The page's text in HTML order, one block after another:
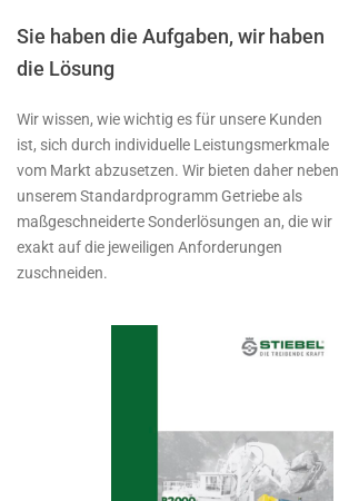
Sie haben die Aufgaben, wir haben
die Lösung
Wir wissen, wie wichtig es für unsere Kunden
ist, sich durch individuelle Leistungsmerkmale
vom Markt abzusetzen. Wir bieten daher neben
unserem Standardprogramm Getriebe als
maßgeschneiderte Sonderlösungen an, die wir
exakt auf die jeweiligen Anforderungen
zuschneiden.